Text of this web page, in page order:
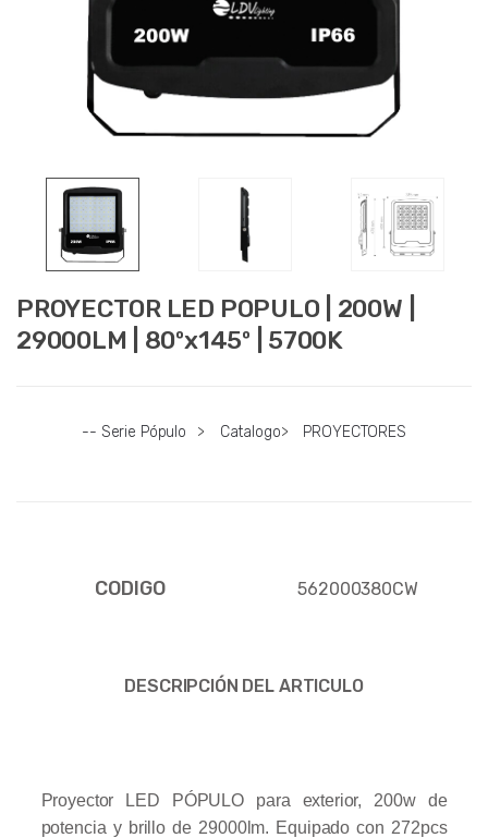
PROYECTOR LED POPULO | 200W |
29000LM | 80ºx145º | 5700K
-- Serie Pópulo > Catalogo> PROYECTORES
CODIGO 562000380CW
DESCRIPCIÓN DEL ARTICULO
Proyector LED PÓPULO para exterior, 200w de
potencia y brillo de 29000lm. Equipado con 272pcs